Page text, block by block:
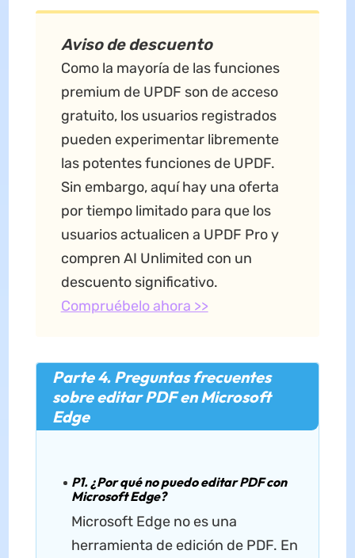
Aviso de descuento
Como la mayoría de las funciones
premium de UPDF son de acceso
gratuito, los usuarios registrados
pueden experimentar libremente
las potentes funciones de UPDF.
Sin embargo, aquí hay una oferta
por tiempo limitado para que los
usuarios actualicen a UPDF Pro y
compren AI Unlimited con un
descuento significativo.
Compruébelo ahora >>
Parte 4. Preguntas frecuentes
sobre editar PDF en Microsoft
Edge
P1. ¿Por qué no puedo editar PDF con
Microsoft Edge?
Microsoft Edge no es una
herramienta de edición de PDF. En